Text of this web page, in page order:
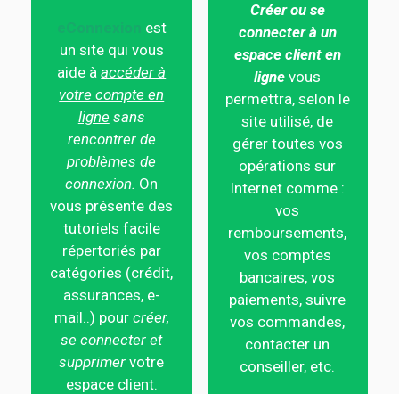
est
un site qui vous
aide àaccéder à
votre compte en
ligne sans
rencontrer de
problèmes de
connexion. On
vous présente des
tutoriels facile
répertoriés par
catégories (crédit,
assurances, e-
mail..) pour créer,
se connecter et
supprimer votre
espace client.
Créer ou se
connecter à un
espace client en
ligne vous
permettra, selon le
site utilisé, de
gérer toutes vos
opérations sur
Internet comme :
vos
remboursements,
vos comptes
bancaires, vos
paiements, suivre
vos commandes,
contacter un
conseiller, etc.